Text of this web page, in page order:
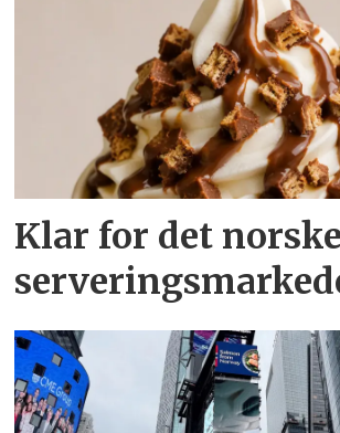
Klar for det norske